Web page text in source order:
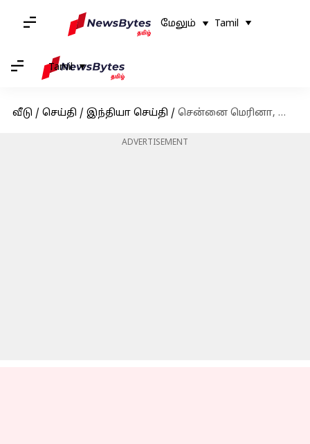
மேலும் Tamil
Tamil
வீடு / செய்தி / இந்தியா செய்தி / சென்னை மெரினா, பெசன்ட் நகர் கடற்கரை வாகன நிறுத்தங்களில் விரைவில் ஃபாஸ்ட் டேக் மூலம் கட்டண வசூல்
ADVERTISEMENT